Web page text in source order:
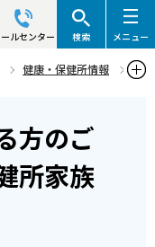
ルセンター 検索 メニュー
健康・保健所情報
家族教室
方のご
所家族